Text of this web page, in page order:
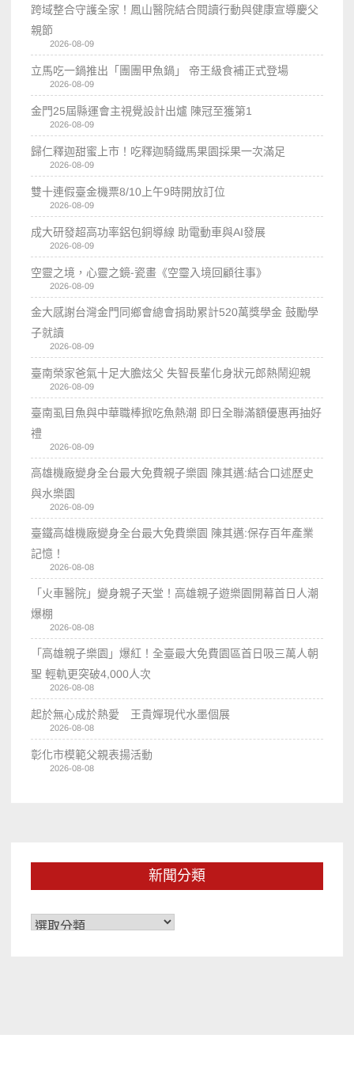
跨域整合守護全家！鳳山醫院結合閱讀行動與健康宣導慶父
親節
2026-08-09
立馬吃一鍋推出「團團甲魚鍋」 帝王級食補正式登場
2026-08-09
金門25屆縣運會主視覺設計出爐 陳冠至獲第1
2026-08-09
歸仁釋迦甜蜜上市！吃釋迦騎鐵馬果園採果一次滿足
2026-08-09
雙十連假臺金機票8/10上午9時開放訂位
2026-08-09
成大研發超高功率鋁包銅導線 助電動車與AI發展
2026-08-09
空靈之境，心靈之鏡-瓷畫《空𩆜入境回顧往事》
2026-08-09
金大感謝台灣金門同鄉會總會捐助累計520萬獎學金 鼓勵學
子就讀
2026-08-09
臺南榮家爸氣十足大膽炫父 失智長輩化身狀元郎熱鬧迎親
2026-08-09
臺南虱目魚與中華職棒掀吃魚熱潮 即日全聯滿額優惠再抽好
禮
2026-08-09
高雄機廠變身全台最大免費親子樂園 陳其邁:結合口述歷史
與水樂園
2026-08-09
臺鐵高雄機廠變身全台最大免費樂園 陳其邁:保存百年產業
記憶！
2026-08-08
「火車醫院」變身親子天堂！高雄親子遊樂園開幕首日人潮
爆棚
2026-08-08
「高雄親子樂園」爆紅！全臺最大免費園區首日吸三萬人朝
聖 輕軌更突破4,000人次
2026-08-08
起於無心成於熱愛 王貴嬋現代水墨個展
2026-08-08
彰化市模範父親表揚活動
2026-08-08
新聞分類
新